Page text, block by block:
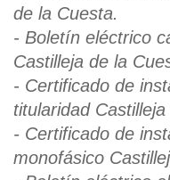
de la Cuesta.
- Boletín eléctrico
Castilleja de la
- Certificado de
titularidad
- Certificado de
monofásico